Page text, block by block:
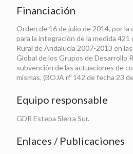
Financiación
Orden de 16 de julio de 2014, por
para la integración de la medida
Rural de Andalucía 2007-2013 en
Global de los Grupos de Desarrollo
subvención de las actuaciones de
mismas. (BOJA nº 142 de fecha 23
Equipo responsable
GDR Estepa Sierra Sur.
Enlaces / Publicaciones